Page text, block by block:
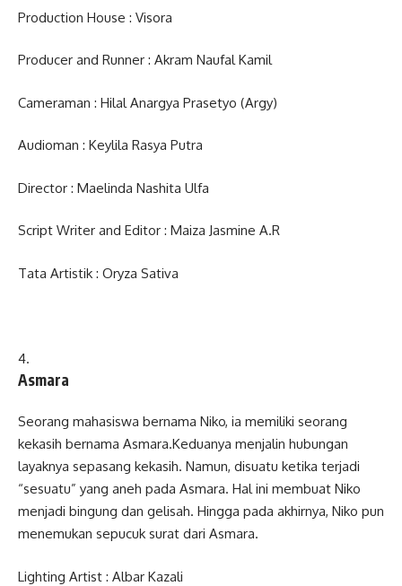
Production House : Visora
Producer and Runner : Akram Naufal Kamil
Cameraman : Hilal Anargya Prasetyo (Argy)
Audioman : Keylila Rasya Putra
Director : Maelinda Nashita Ulfa
Script Writer and Editor : Maiza Jasmine A.R
Tata Artistik : Oryza Sativa
Asmara
Seorang mahasiswa bernama Niko, ia memiliki seorang
kekasih bernama Asmara.Keduanya menjalin hubungan
layaknya sepasang kekasih. Namun, disuatu ketika terjadi
“sesuatu” yang aneh pada Asmara. Hal ini membuat Niko
menjadi bingung dan gelisah. Hingga pada akhirnya, Niko pun
menemukan sepucuk surat dari Asmara.
Lighting Artist : Albar Kazali